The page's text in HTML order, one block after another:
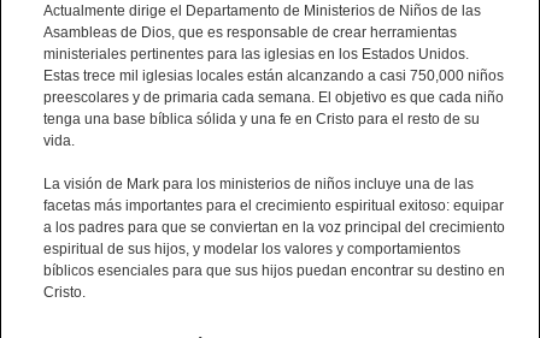
Actualmente dirige el Departamento de Ministerios de Niños de las
Asambleas de Dios, que es responsable de crear herramientas
ministeriales pertinentes para las iglesias en los Estados Unidos.
Estas trece mil iglesias locales están alcanzando a casi 750,000 niños
preescolares y de primaria cada semana. El objetivo es que cada niño
tenga una base bíblica sólida y una fe en Cristo para el resto de su
vida.
La visión de Mark para los ministerios de niños incluye una de las
facetas más importantes para el crecimiento espiritual exitoso: equipar
a los padres para que se conviertan en la voz principal del crecimiento
espiritual de sus hijos, y modelar los valores y comportamientos
bíblicos esenciales para que sus hijos puedan encontrar su destino en
Cristo.